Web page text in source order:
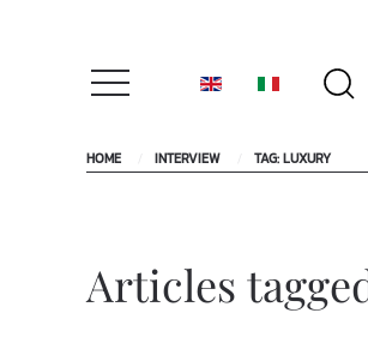
HOME INTERVIEW TAG: LUXURY
Articles